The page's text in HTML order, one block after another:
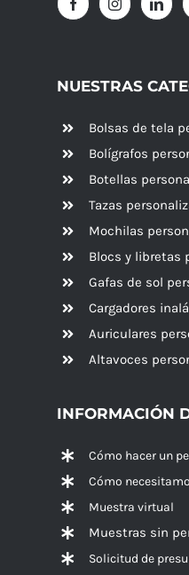
NUESTRAS
Bolsas de tela
Bolígrafos
Botellas
Tazas
Mochilas
Blocs y libretas
Gafas de sol
Cargadores
Auriculares
Altavoces
INFORMACIÓN
Cómo hacer un
Cómo
Muestra virtual
Muestras sin
Solicitud de